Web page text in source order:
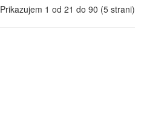
Prikazujem 1 od 21 do 90 (5 strani)